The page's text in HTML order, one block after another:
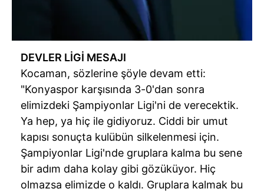
DEVLER LİGİ MESAJI
Kocaman, sözlerine şöyle devam etti:
"Konyaspor karşısında 3-0'dan sonra
elimizdeki Şampiyonlar Ligi'ni de verecektik.
Ya hep, ya hiç ile gidiyoruz. Ciddi bir umut
kapısı sonuçta kulübün silkelenmesi için.
Şampiyonlar Ligi'nde gruplara kalma bu sene
bir adım daha kolay gibi gözüküyor. Hiç
olmazsa elimizde o kaldı. Gruplara kalmak bu